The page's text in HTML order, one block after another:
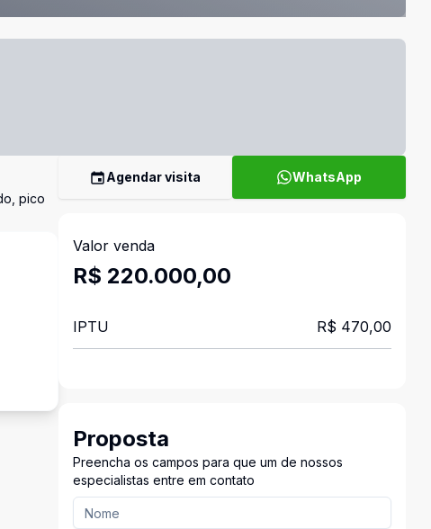
pico
Agendar visita WhatsApp
Valor venda
R$ 220.000,00
IPTU R$ 470,00
Proposta
Preencha os campos para que um de nossos
especialistas entre em contato